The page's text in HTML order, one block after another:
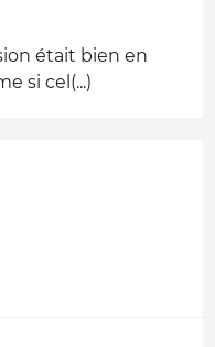
était bien en
si cel(...)